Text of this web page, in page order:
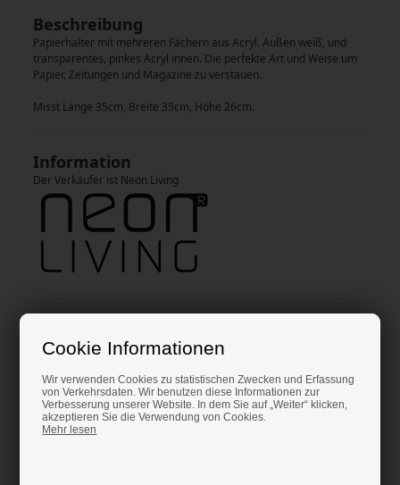
Cookie Informationen
Wir verwenden Cookies zu statistischen Zwecken und Erfassung
von Verkehrsdaten. Wir benutzen diese Informationen zur
Verbesserung unserer Website. In dem Sie auf „Weiter“ klicken,
akzeptieren Sie die Verwendung von Cookies.
Mehr lesen
Beschreibung
Papierhalter mit mehreren Fächern aus Acryl. Außen weiß, und
transparentes, pinkes Acryl innen. Die perfekte Art und Weise um
Papier, Zeitungen und Magazine zu verstauen.
Misst Länge 35cm, Breite 35cm, Höhe 26cm.
Information
Der Verkäufer ist Neon Living